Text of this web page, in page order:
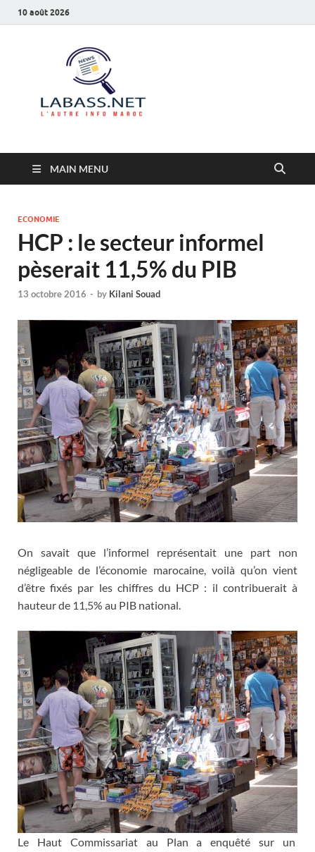
10 août 2026
MAIN MENU
ECONOMIE
HCP : le secteur informel
pèserait 11,5% du PIB
13 octobre 2016 - by Kilani Souad
On savait que l’informel représentait une part non
négligeable de l’économie marocaine, voilà qu’on vient
d’être fixés par les chiffres du HCP : il contribuerait à
hauteur de 11,5% au PIB national.
Le Haut Commissariat au Plan a enquêté sur un